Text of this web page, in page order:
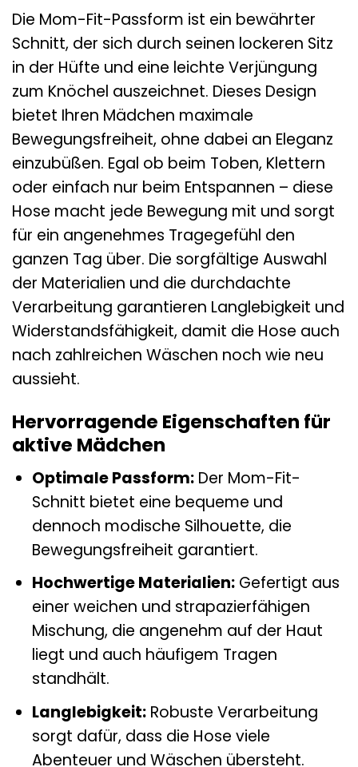
Die Mom-Fit-Passform ist ein bewährter
Schnitt, der sich durch seinen lockeren Sitz
in der Hüfte und eine leichte Verjüngung
zum Knöchel auszeichnet. Dieses Design
bietet Ihren Mädchen maximale
Bewegungsfreiheit, ohne dabei an Eleganz
einzubüßen. Egal ob beim Toben, Klettern
oder einfach nur beim Entspannen – diese
Hose macht jede Bewegung mit und sorgt
für ein angenehmes Tragegefühl den
ganzen Tag über. Die sorgfältige Auswahl
der Materialien und die durchdachte
Verarbeitung garantieren Langlebigkeit und
Widerstandsfähigkeit, damit die Hose auch
nach zahlreichen Wäschen noch wie neu
aussieht.
Hervorragende Eigenschaften für
aktive Mädchen
Optimale Passform:Der Mom-Fit-
Schnitt bietet eine bequeme und
dennoch modische Silhouette, die
Bewegungsfreiheit garantiert.
Hochwertige Materialien:Gefertigt aus
einer weichen und strapazierfähigen
Mischung, die angenehm auf der Haut
liegt und auch häufigem Tragen
standhält.
Langlebigkeit:Robuste Verarbeitung
sorgt dafür, dass die Hose viele
Abenteuer und Wäschen übersteht.